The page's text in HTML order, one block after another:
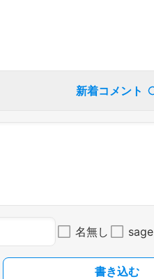
新着コメント
名無し sage
書き込む